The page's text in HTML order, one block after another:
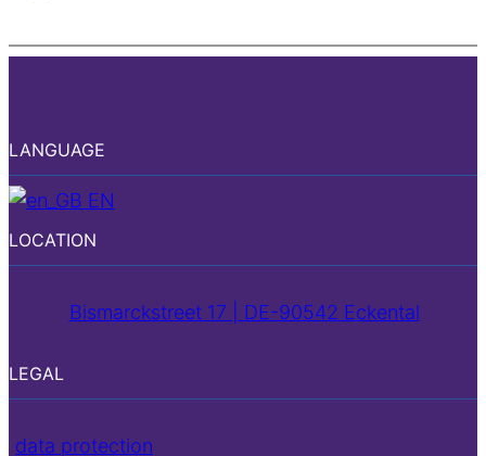
LANGUAGE
EN
LOCATION
Bismarckstreet 17 | DE-90542 Eckental
LEGAL
data protection